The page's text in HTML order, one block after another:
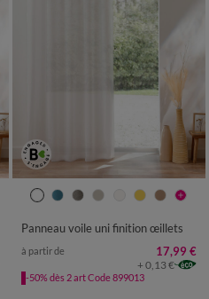
Panneau voile uni finition œillets
à partir de 17,99 €
+ 0,13 €
-50% dès 2 art Code 899013